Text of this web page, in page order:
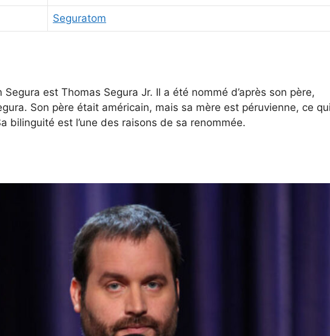
Seguratom
Segura est Thomas Segura Jr. Il a été nommé d’après son père,
Son père était américain, mais sa mère est péruvienne, ce
bilinguité est l’une des raisons de sa renommée.